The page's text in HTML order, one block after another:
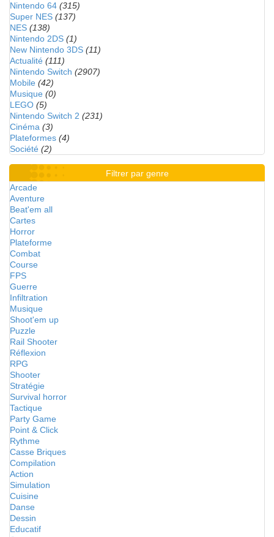
Nintendo 64 (315)
Super NES (137)
NES (138)
Nintendo 2DS (1)
New Nintendo 3DS (11)
Actualité (111)
Nintendo Switch (2907)
Mobile (42)
Musique (0)
LEGO (5)
Nintendo Switch 2 (231)
Cinéma (3)
Plateformes (4)
Société (2)
Filtrer par genre
Arcade
Aventure
Beat'em all
Cartes
Horror
Plateforme
Combat
Course
FPS
Guerre
Infiltration
Musique
Shoot'em up
Puzzle
Rail Shooter
Réflexion
RPG
Shooter
Stratégie
Survival horror
Tactique
Party Game
Point & Click
Rythme
Casse Briques
Compilation
Action
Simulation
Cuisine
Danse
Dessin
Educatif